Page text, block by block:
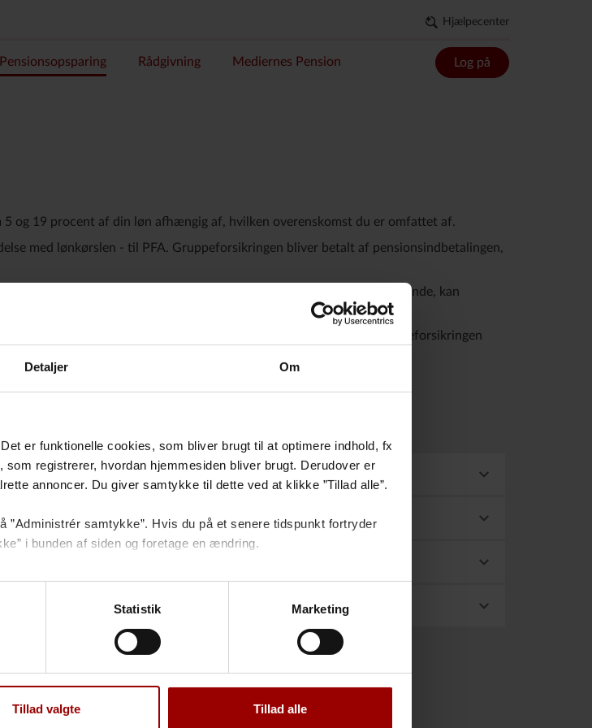
Detaljer Om
er funktionelle cookies, som bliver brugt til at optimere indhold, fx
registrerer, hvordan hjemmesiden bliver brugt. Derudover er
annoncer. Du giver samtykke til dette ved at klikke ”Tillad alle”.
samtykke”. Hvis du på et senere tidspunkt fortryder
i bunden af siden og foretage en ændring.
af personoplysninger.
Statistik Marketing
Tillad valgte Tillad alle
Hjælpecenter
Pensionsopsparing Rådgivning Mediernes Pension Log på
og 19 procent af din løn afhængig af, hvilken overenskomst du er omfattet af.
med lønkørslen - til PFA. Gruppeforsikringen bliver betalt af pensionsindbetalingen,
for din gruppeforsikring, eller der er andre forhold, der gør sig gældende, kan
sender PFA automatisk det resterende beløb efter betaling for gruppeforsikringen